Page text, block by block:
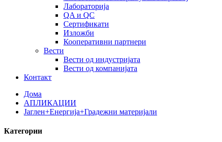
Лабораторија
QA и QC
Сертификати
Изложби
Кооперативни партнери
Вести
Вести од индустријата
Вести од компанијата
Контакт
Дома
АПЛИКАЦИИ
Јаглен+Енергија+Градежни материјали
Категории